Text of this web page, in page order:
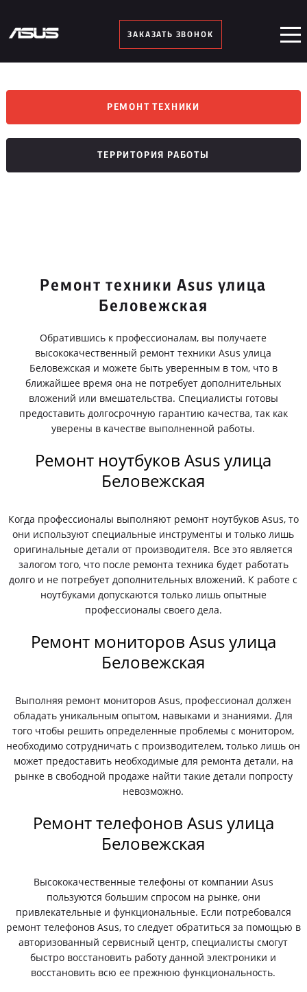
ЗАКАЗАТЬ ЗВОНОК
РЕМОНТ ТЕХНИКИ
ТЕРРИТОРИЯ РАБОТЫ
Ремонт техники Asus улица
Беловежская
Обратившись к профессионалам, вы получаете
высококачественный ремонт техники Asus улица
Беловежская и можете быть уверенным в том, что в
ближайшее время она не потребует дополнительных
вложений или вмешательства. Специалисты готовы
предоставить долгосрочную гарантию качества, так как
уверены в качестве выполненной работы.
Ремонт ноутбуков Asus улица
Беловежская
Когда профессионалы выполняют ремонт ноутбуков Asus, то
они используют специальные инструменты и только лишь
оригинальные детали от производителя. Все это является
залогом того, что после ремонта техника будет работать
долго и не потребует дополнительных вложений. К работе с
ноутбуками допускаются только лишь опытные
профессионалы своего дела.
Ремонт мониторов Asus улица
Беловежская
Выполняя ремонт мониторов Asus, профессионал должен
обладать уникальным опытом, навыками и знаниями. Для
того чтобы решить определенные проблемы с монитором,
необходимо сотрудничать с производителем, только лишь он
может предоставить необходимые для ремонта детали, на
рынке в свободной продаже найти такие детали попросту
невозможно.
Ремонт телефонов Asus улица
Беловежская
Высококачественные телефоны от компании Asus
пользуются большим спросом на рынке, они
привлекательные и функциональные. Если потребовался
ремонт телефонов Asus, то следует обратиться за помощью в
авторизованный сервисный центр, специалисты смогут
быстро восстановить работу данной электроники и
восстановить всю ее прежнюю функциональность.